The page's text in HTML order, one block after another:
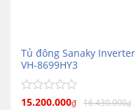
Tủ đông Sanaky Inverter
VH-8699HY3
Được
15.200.000₫ 16.430.000₫